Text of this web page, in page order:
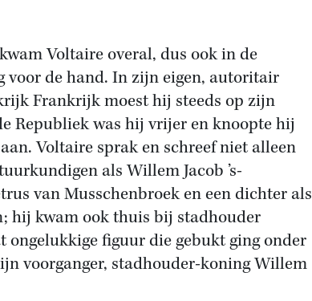
Voltaire overal, dus ook in de
voor de hand. In zijn eigen, autoritair
Frankrijk moest hij steeds op zijn
Republiek was hij vrijer en knoopte hij
Voltaire sprak en schreef niet alleen
als Willem Jacob ’s-
van Musschenbroek en een dichter als
hij kwam ook thuis bij stadhouder
ongelukkige figuur die gebukt ging onder
voorganger, stadhouder-koning Willem